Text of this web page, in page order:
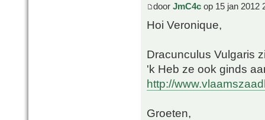
door JmC4c op 15 jan 2012
Hoi Veronique,
Dracunculus Vulgaris
'k Heb ze ook ginds
http://
Groeten,